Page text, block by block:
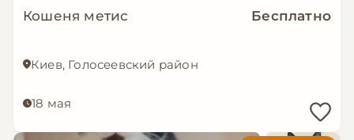
Кошеня метис Бесплатно
Киев, Голосеевский район
18 мая